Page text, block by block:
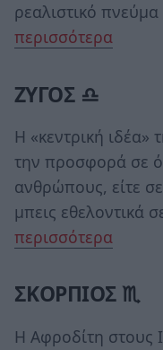
ρεαλιστικό πνεύμα
περισσότερα
ΖΥΓΟΣ ♎
Η «κεντρική ιδέα»
την προσφορά σε
ανθρώπους, είτε
μπεις εθελοντικά
περισσότερα
ΣΚΟΡΠΙΟΣ ♏
Η Αφροδίτη στους